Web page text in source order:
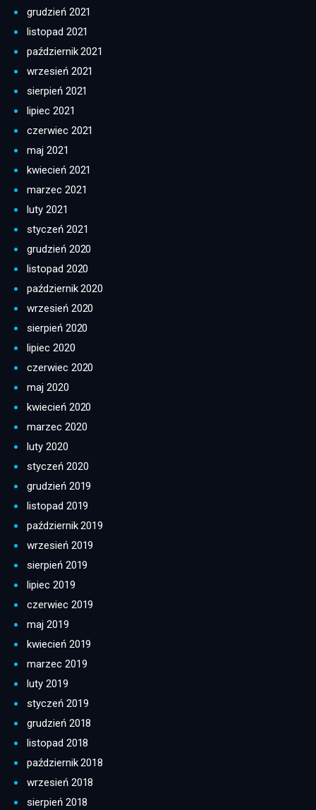
grudzień 2021
listopad 2021
październik 2021
wrzesień 2021
sierpień 2021
lipiec 2021
czerwiec 2021
maj 2021
kwiecień 2021
marzec 2021
luty 2021
styczeń 2021
grudzień 2020
listopad 2020
październik 2020
wrzesień 2020
sierpień 2020
lipiec 2020
czerwiec 2020
maj 2020
kwiecień 2020
marzec 2020
luty 2020
styczeń 2020
grudzień 2019
listopad 2019
październik 2019
wrzesień 2019
sierpień 2019
lipiec 2019
czerwiec 2019
maj 2019
kwiecień 2019
marzec 2019
luty 2019
styczeń 2019
grudzień 2018
listopad 2018
październik 2018
wrzesień 2018
sierpień 2018